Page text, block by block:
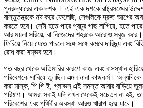
পুনরুদ্ধারের এক দশক । এই এক দশকে রাষ্ট্রসঙ্ঘের
বাস্তুতন্ত্রকে নষ্ট করে ফেলেছি, সেগুলিকে দ্রুত আগের
করতে হবে। সেটা হতে পারে প্রচুর গাছ লাগিয়ে, হতে
আর ময়লা সরিয়ে, বা নিজেদের শহরকে আরোও সবুজ
ফিরিয়ে নিয়ে যেতে পারলে সঙ্গে সঙ্গে কমবে দারিদ্র্য এবং
রোধ করা সম্ভব হবে।
গত বছর থেকে অতিমারির কারণে কাজ এবং বাসস্থান
পরিবেশকে সারিয়ে তুলছিল এমন নানা কাজকর্ম। অন্যদিকে
করা মাস্ক, পি পি ই, গ্লাভস্‌ এই সমস্ত আবার বাড়িয়ে
পরিমাণ। আমরা সবাই যদি এখন থেকেই সচেতন না হই,
পরিবেশের এবং পৃথিবীর অবস্থা আরও খারাপ হয়ে যাবে।